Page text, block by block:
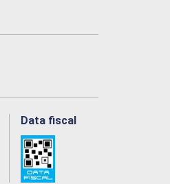
Data fiscal